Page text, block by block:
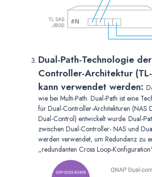
Dual-Path-Technologie
Controller-Architektur
kann verwendet werden:
wie bei Multi-Path. Dual-Path ist eine
für Dual-Controller-Architekturen (NAS
Dual-Control) entwickelt wurde. Dual-
zwischen Dual-Controller- NAS und
werden verwendet, um Redundanz zu
„redundanten Cross Loop-